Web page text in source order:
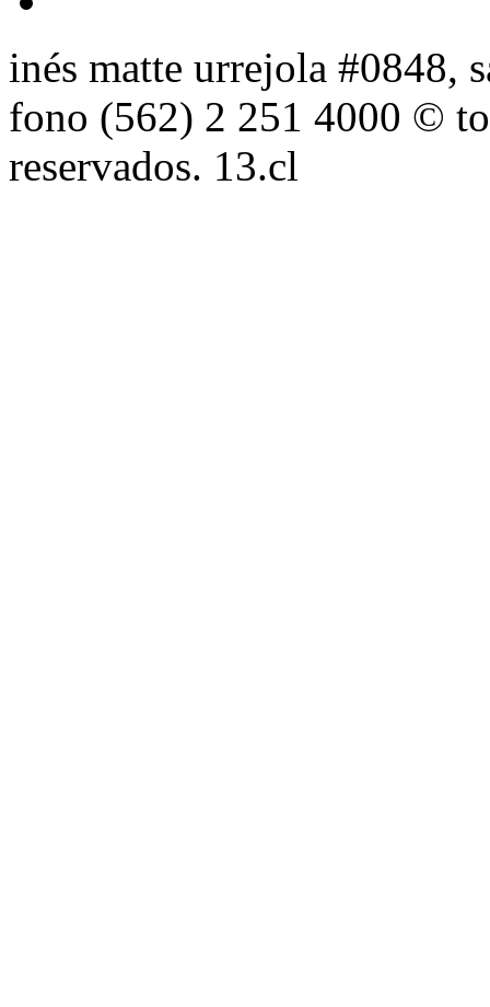
inés matte urrejola #0848,
fono (562) 2 251 4000 ©
reservados. 13.cl